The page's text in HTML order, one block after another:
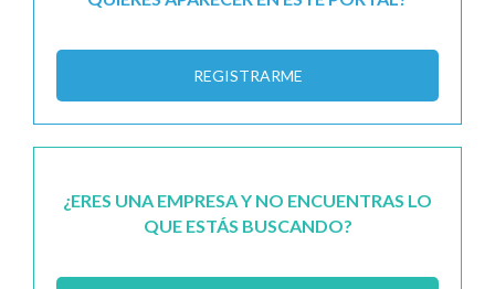
REGISTRARME
¿ERES UNA EMPRESA Y NO ENCUENTRAS LO
QUE ESTÁS BUSCANDO?